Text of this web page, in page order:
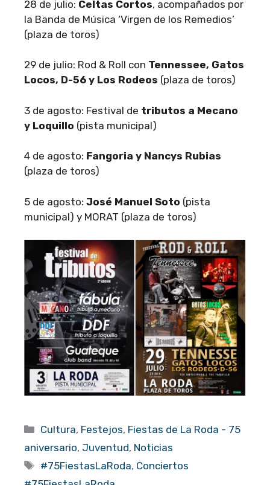
28 de julio: Celtas Cortos, acompañados por
la Banda de Música ‘Virgen de los Remedios’
(plaza de toros)
29 de julio: Rod & Roll con Tennessee, Gatos
Locos, D-56 y Los Rodeos (plaza de toros)
3 de agosto: Festival de tributos a Mecano
y Loquillo (pista municipal)
4 de agosto: Fangoria y Nancys Rubias
(plaza de toros)
5 de agosto: José Manuel Soto (pista
municipal) y MORAT (plaza de toros)
Categorías
Cultura, Festejos, Fiestas de La Roda - 75
aniversario, Juventud, Noticias
Etiquetas
#75FiestasLaRoda, Conciertos